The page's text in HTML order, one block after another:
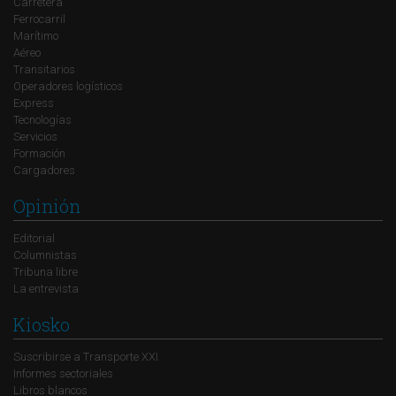
Ferrocarril
Marítimo
Aéreo
Transitarios
Operadores logísticos
Express
Tecnologías
Servicios
Formación
Cargadores
Opinión
Editorial
Columnistas
Tribuna libre
La entrevista
Kiosko
Suscribirse a Transporte XXI
Informes sectoriales
Libros blancos